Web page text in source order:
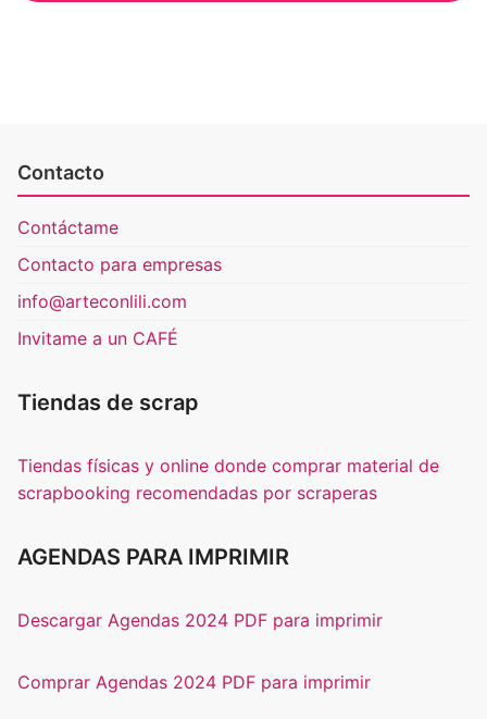
Contacto
Contáctame
Contacto para empresas
info@arteconlili.com
Invitame a un CAFÉ
Tiendas de scrap
Tiendas físicas y online donde comprar material de
scrapbooking recomendadas por scraperas
AGENDAS PARA IMPRIMIR
Descargar Agendas 2024 PDF para imprimir
Comprar Agendas 2024 PDF para imprimir